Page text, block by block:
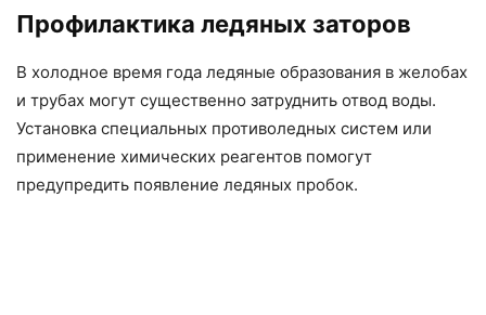
Профилактика ледяных заторов
В холодное время года ледяные образования в желобах
и трубах могут существенно затруднить отвод воды.
Установка специальных противоледных систем или
применение химических реагентов помогут
предупредить появление ледяных пробок.